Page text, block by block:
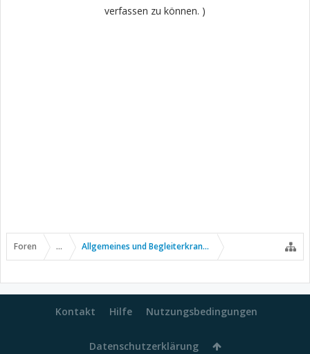
verfassen zu können. )
Foren ... Allgemeines und Begleiterkrankungen
Kontakt Hilfe Nutzungsbedingungen
Datenschutzerklärung